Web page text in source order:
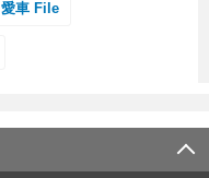
愛車 File